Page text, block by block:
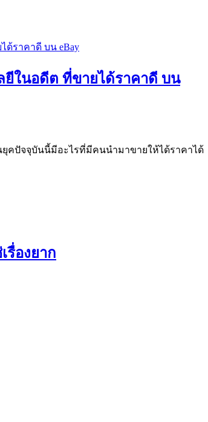
ในอดีต ที่ขายได้ราคาดี บน
ยุคปัจจุบันนี้มีอะไรที่มีคนนำมาขายให้ได้ราคาได้
รื่องยาก